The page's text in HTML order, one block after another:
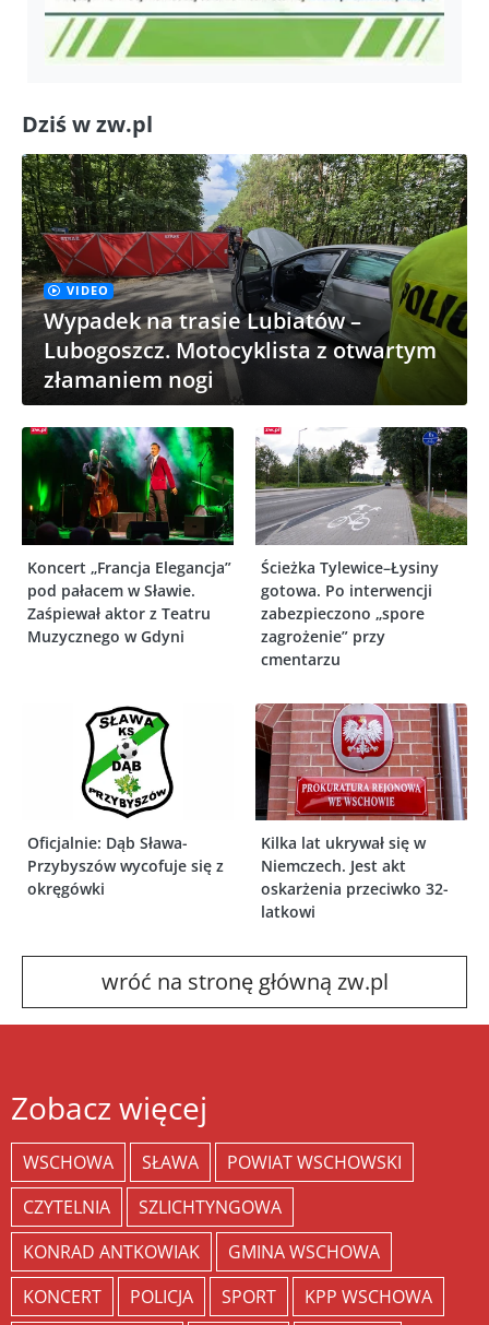
Dziś w zw.pl
VIDEO
Wypadek na trasie Lubiatów –
Lubogoszcz. Motocyklista z otwartym
złamaniem nogi
Koncert „Francja Elegancja”
pod pałacem w Sławie.
Zaśpiewał aktor z Teatru
Muzycznego w Gdyni
Ścieżka Tylewice–Łysiny
gotowa. Po interwencji
zabezpieczono „spore
zagrożenie” przy
cmentarzu
Oficjalnie: Dąb Sława-
Przybyszów wycofuje się z
okręgówki
Kilka lat ukrywał się w
Niemczech. Jest akt
oskarżenia przeciwko 32-
latkowi
wróć na stronę główną zw.pl
Zobacz więcej
WSCHOWA SŁAWA
POWIAT WSCHOWSKI
CZYTELNIA
SZLICHTYNGOWA
KONRAD ANTKOWIAK
GMINA WSCHOWA
KONCERT
POLICJA SPORT
KPP WSCHOWA